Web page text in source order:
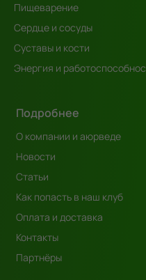
Пищеварение
Сердце и сосуды
Суставы и кости
Энергия и
Подробнее
О компании и аюрведе
Новости
Статьи
Как попасть в наш клуб
Оплата и доставка
Контакты
Партнёры